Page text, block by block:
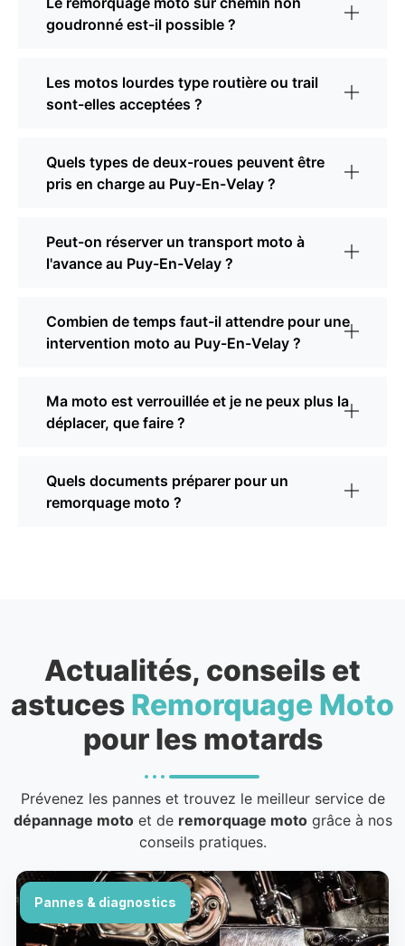
goudronné est-il possible ?
Les motos lourdes type routière ou trail
sont-elles acceptées ?
Quels types de deux-roues peuvent être
pris en charge au Puy-En-Velay ?
Peut-on réserver un transport moto à
l'avance au Puy-En-Velay ?
Combien de temps faut-il attendre pour une
intervention moto au Puy-En-Velay ?
Ma moto est verrouillée et je ne peux plus la
déplacer, que faire ?
Quels documents préparer pour un
remorquage moto ?
Actualités, conseils et
astuces Remorquage Moto
pour les motards
Prévenez les pannes et trouvez le meilleur service de
dépannage motoet de remorquage motogrâce à nos
conseils pratiques.
Pannes & diagnostics